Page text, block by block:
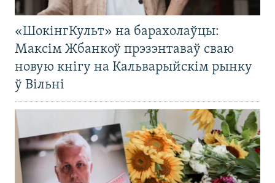
«ШокінгКульт» на барахолаўцы:
Максім Жбанкоў прэзэнтаваў сваю
новую кнігу на Кальварыйскім рынку
ў Вільні